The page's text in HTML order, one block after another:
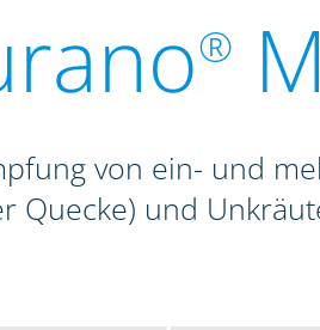
®
von ein- und
Quecke) und